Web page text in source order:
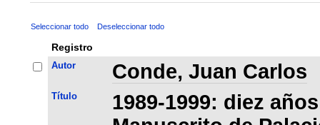
Seleccionar todo Deseleccionar todo
Registro
Autor Conde, Juan Carlos
Título
1989-1999: diez